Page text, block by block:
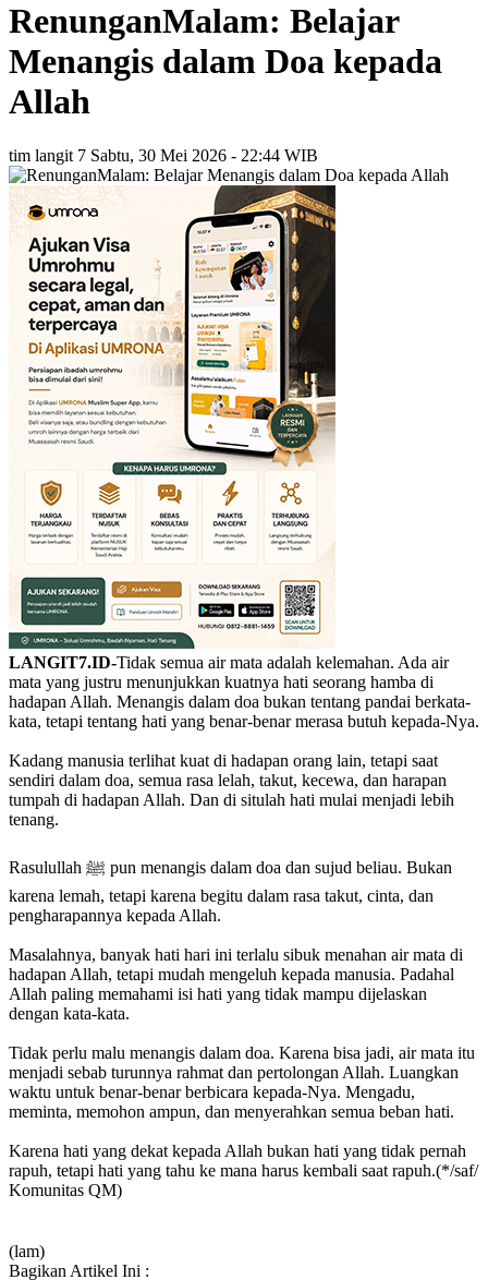
RenunganMalam: Belajar
Menangis dalam Doa kepada
Allah
tim langit 7 Sabtu, 30 Mei 2026 - 22:44 WIB
LANGIT7.ID-Tidak semua air mata adalah kelemahan. Ada air
mata yang justru menunjukkan kuatnya hati seorang hamba di
hadapan Allah. Menangis dalam doa bukan tentang pandai berkata-
kata, tetapi tentang hati yang benar-benar merasa butuh kepada-Nya.
Kadang manusia terlihat kuat di hadapan orang lain, tetapi saat
sendiri dalam doa, semua rasa lelah, takut, kecewa, dan harapan
tumpah di hadapan Allah. Dan di situlah hati mulai menjadi lebih
tenang.
Rasulullah ﷺ pun menangis dalam doa dan sujud beliau. Bukan
karena lemah, tetapi karena begitu dalam rasa takut, cinta, dan
pengharapannya kepada Allah.
Masalahnya, banyak hati hari ini terlalu sibuk menahan air mata di
hadapan Allah, tetapi mudah mengeluh kepada manusia. Padahal
Allah paling memahami isi hati yang tidak mampu dijelaskan
dengan kata-kata.
Tidak perlu malu menangis dalam doa. Karena bisa jadi, air mata itu
menjadi sebab turunnya rahmat dan pertolongan Allah. Luangkan
waktu untuk benar-benar berbicara kepada-Nya. Mengadu,
meminta, memohon ampun, dan menyerahkan semua beban hati.
Karena hati yang dekat kepada Allah bukan hati yang tidak pernah
rapuh, tetapi hati yang tahu ke mana harus kembali saat rapuh.(*/saf/
Komunitas QM)
(lam)
Bagikan Artikel Ini :